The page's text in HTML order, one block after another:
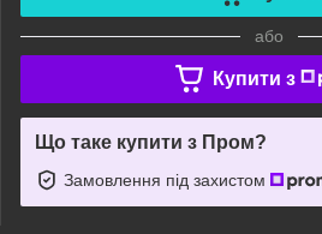
або
Купити з
Що таке купити з Пром?
Замовлення під захистом